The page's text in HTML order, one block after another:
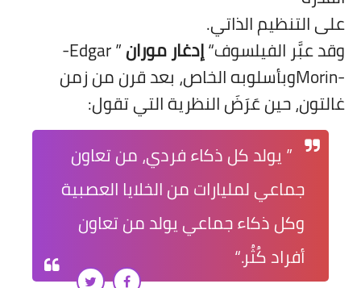
على التنظيم الذاتي.
وقد عبَّر الفيلسوف“إدغار موران”
-Edgar
Morin-وبأسلوبه الخاص، بعد قرن من زمن
غالتون، حين عَرَضَ النظرية التي تقول:
” يولد كل ذكاء فردي، من تعاون
جماعي لمليارات من الخلايا العصبية
وكل ذكاء جماعي يولد من تعاون
أفراد كُثُر.“